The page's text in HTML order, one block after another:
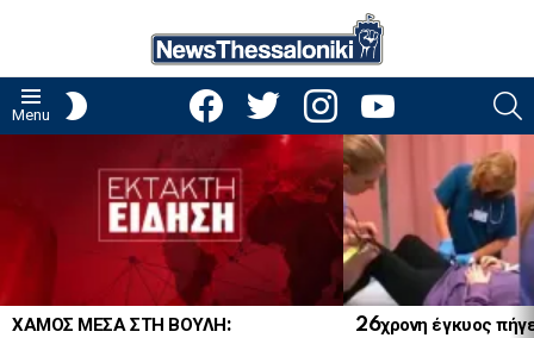
Menu
facebooktwitter instagramyoutube
ΧΑΜΟΣ ΜΕΣΑ ΣΤΗ ΒΟΥΛΗ:
26χρονη έγκυος